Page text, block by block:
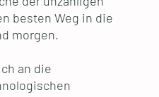
besten Weg in die
morgen.
an die